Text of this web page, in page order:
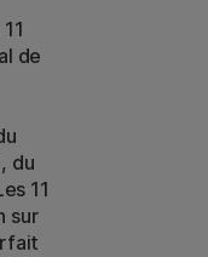
de
du
11
sur